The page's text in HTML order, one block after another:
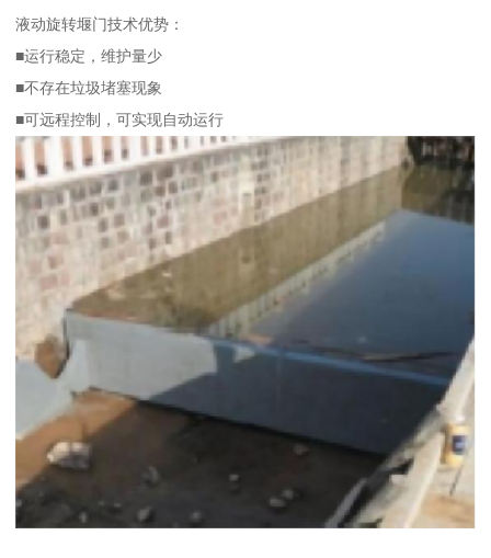
液动旋转堰门技术优势：
■运行稳定，维护量少
■不存在垃圾堵塞现象
■可远程控制，可实现自动运行